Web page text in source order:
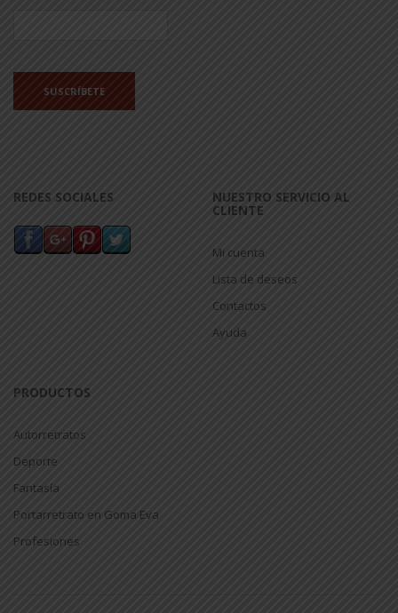
REDES SOCIALES NUESTRO SERVICIO AL
CLIENTE
Mi cuenta
Lista de deseos
Contactos
Ayuda
PRODUCTOS
Autorretratos
Deporte
Fantasía
Portarretrato en Goma Eva
Profesiones